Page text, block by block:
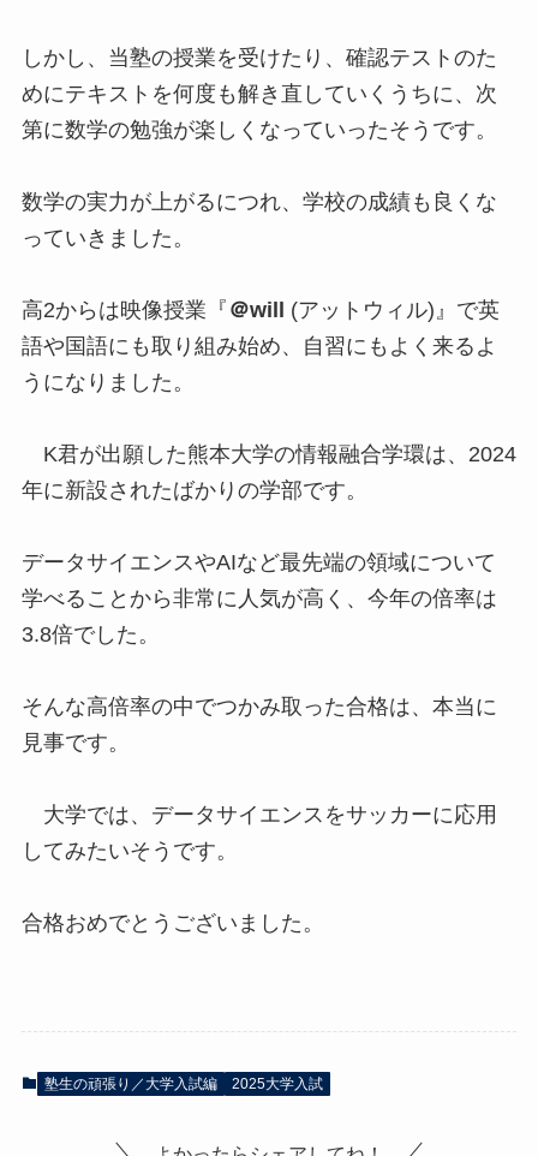
しかし、当塾の授業を受けたり、確認テストのた
めにテキストを何度も解き直していくうちに、次
第に数学の勉強が楽しくなっていったそうです。
数学の実力が上がるにつれ、学校の成績も良くな
っていきました。
高2からは映像授業『 ＠will
(アットウィル)』で英
語や国語にも取り組み始め、自習にもよく来るよ
うになりました。
K君が出願した熊本大学の情報融合学環は、2024
年に新設されたばかりの学部です。
データサイエンスやAIなど最先端の領域について
学べることから非常に人気が高く、今年の倍率は
3.8倍でした。
そんな高倍率の中でつかみ取った合格は、本当に
見事です。
大学では、データサイエンスをサッカーに応用
してみたいそうです。
合格おめでとうございました。
塾生の頑張り／大学入試編 2025大学入試